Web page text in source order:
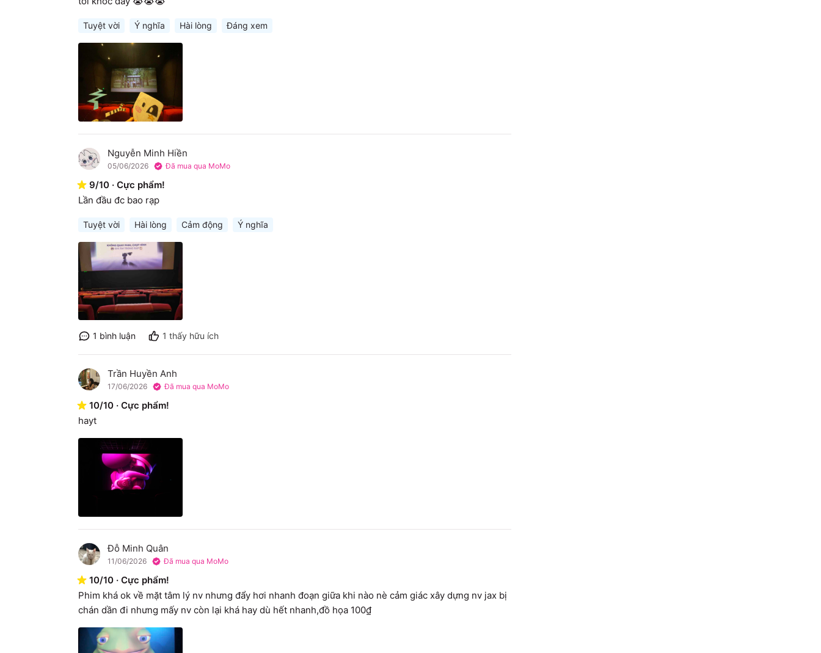
Tuyệt vời Ý nghĩa Hài lòng Đáng xem
N Nguyễn Minh Hiền
05/06/2026 Đã mua qua MoMo
9/10 · Cực phẩm!
Lần đầu đc bao rạp
Tuyệt vời Hài lòng Cảm động Ý nghĩa
1 bình luận 1 thấy hữu ích
T Trần Huyền Anh
17/06/2026 Đã mua qua MoMo
10/10 · Cực phẩm!
hayt
Đ Đỗ Minh Quân
11/06/2026 Đã mua qua MoMo
10/10 · Cực phẩm!
Phim khá ok về mặt tâm lý nv nhưng đẩy hơi nhanh đoạn giữa khi nào nè cảm giác xây dựng nv jax bị
chán dần đi nhưng mấy nv còn lại khá hay dù hết nhanh,đồ họa 100₫